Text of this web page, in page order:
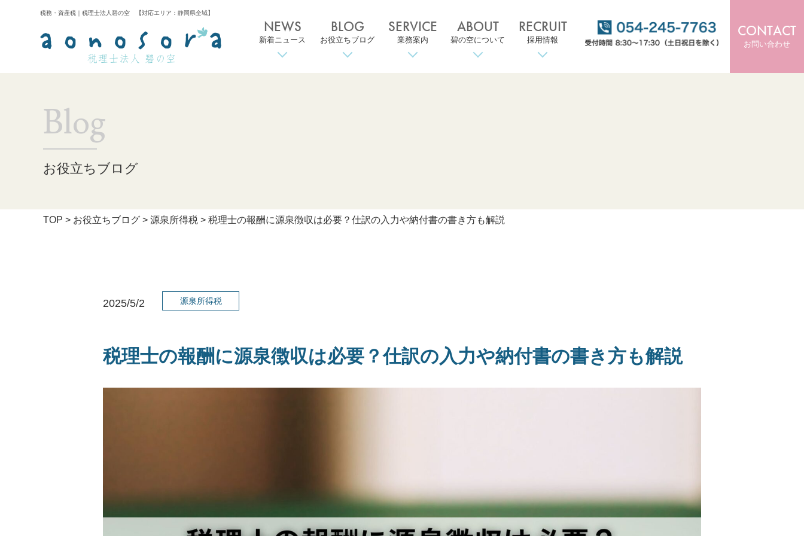
税務・資産税｜税理士法人碧の空 【対応エリア：静岡県全域】
NEWS
新着ニュース
BLOG
お役立ちブログ
SERVICE
業務案内
ABOUT
碧の空について
RECRUIT
採用情報
CONTACT
お問い合わせ
Blog
お役立ちブログ
TOP > お役立ちブログ > 源泉所得税 > 税理士の報酬に源泉徴収は必要？仕訳の入力や納付書の書き方も解説
2025/5/2 源泉所得税
税理士の報酬に源泉徴収は必要？仕訳の入力や納付書の書き方も解説